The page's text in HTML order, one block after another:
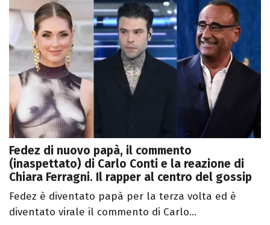
Fedez di nuovo papà, il commento
(inaspettato) di Carlo Conti e la reazione di
Chiara Ferragni. Il rapper al centro del gossip
Fedez è diventato papà per la terza volta ed è
diventato virale il commento di Carlo...